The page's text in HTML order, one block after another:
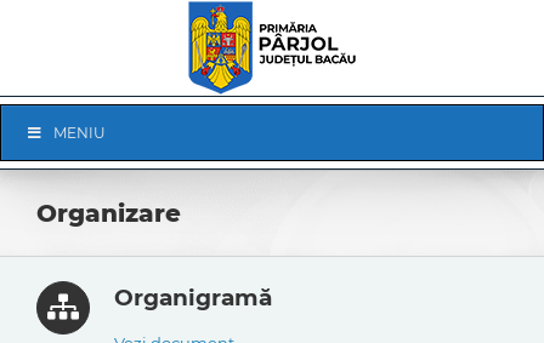
Navigation
MENIU
Organizare
Organigramă